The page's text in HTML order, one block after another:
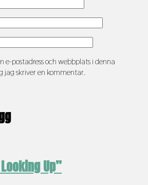
postadress och webbplats i denna
jag skriver en kommentar.
Up”